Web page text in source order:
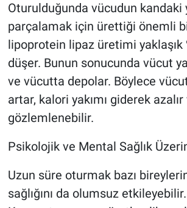
Oturulduğunda vücudun kandaki
parçalamak için ürettiği önemli
lipoprotein lipaz üretimi yaklaşık
düşer. Bunun sonucunda vücut
ve vücutta depolar. Böylece
artar, kalori yakımı giderek azalır
gözlemlenebilir.
Psikolojik ve Mental Sağlık
Uzun süre oturmak bazı
sağlığını da olumsuz etkileyebilir.